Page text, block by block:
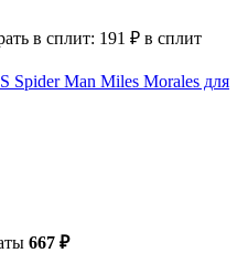
в сплит: 191 ₽ в сплит
Spider Man Miles Morales для
667 ₽